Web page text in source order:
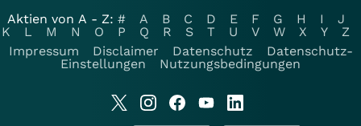
Aktien von A - Z: # A B C D E F G H I
J
K
L M N O P Q R S T U V W X Y
Z
Impressum
Disclaimer Datenschutz
Datenschutz-
Einstellungen
Nutzungsbedingungen